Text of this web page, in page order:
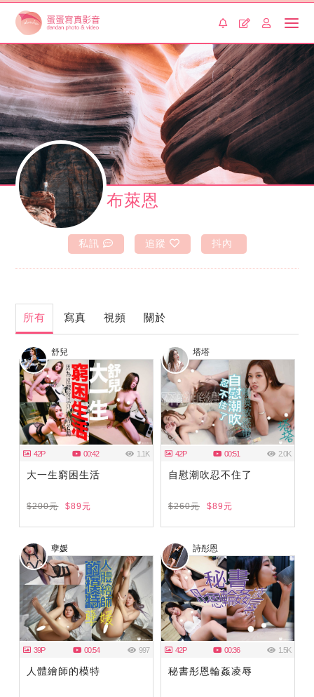
布萊恩
私訊 追蹤 抖內
所有 寫真 視頻 關於
舒兒
42P 00:42 1.1K
大一生窮困生活
$200元 $89元
塔塔
42P 00:51 2.0K
自慰潮吹忍不住了
$260元 $89元
孽媛
39P 00:54 997
人體繪師的模特
詩彤恩
42P 00:36 1.5K
秘書彤恩輪姦凌辱